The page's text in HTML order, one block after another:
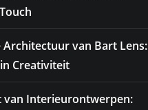
Architectuur van Bart Lens:
Creativiteit
van Interieurontwerpen: